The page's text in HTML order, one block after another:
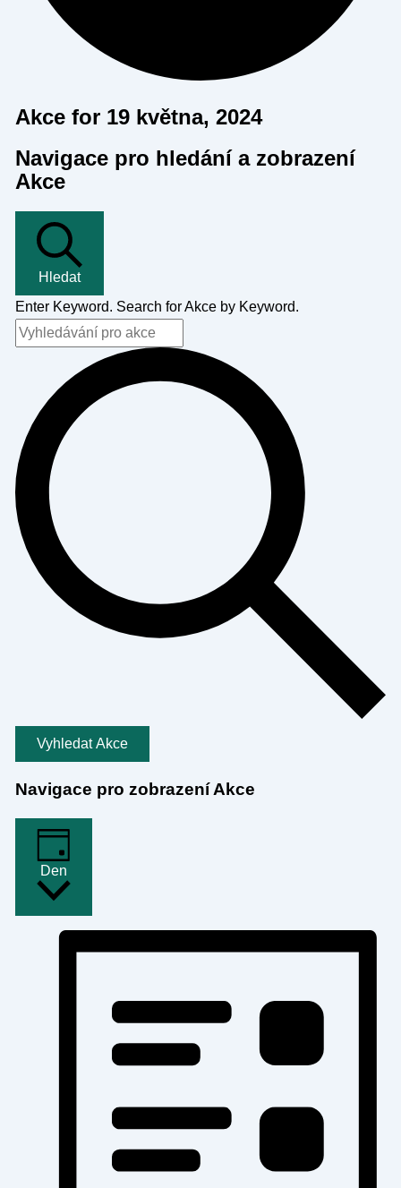
Akce for 19 května, 2024
Navigace pro hledání a zobrazení
Akce
Hledat
Enter Keyword. Search for Akce by Keyword.
Vyhledat Akce
Navigace pro zobrazení Akce
Den